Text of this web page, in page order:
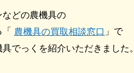
などの農機具の
農機具の買取相談窓口 」で
具でっくを紹介いただきました。